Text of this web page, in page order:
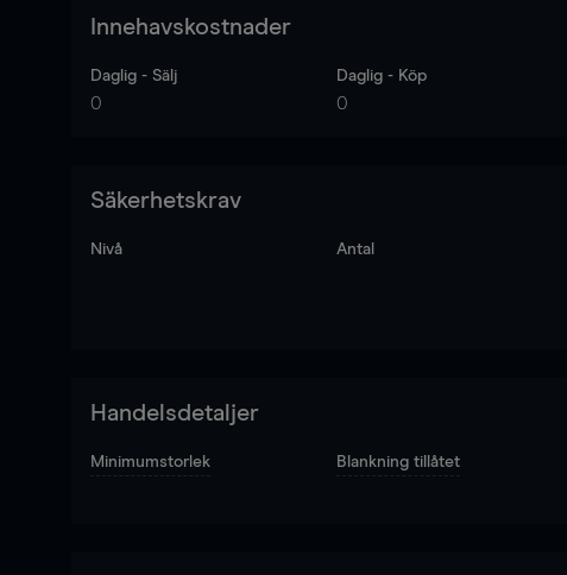
Innehavskostnader
Daglig - Sälj
0
Daglig - Köp
0
Säkerhetskrav
Nivå Antal
Handelsdetaljer
Minimumstorlek Blankning tillåtet